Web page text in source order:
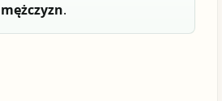
mężczyzn.